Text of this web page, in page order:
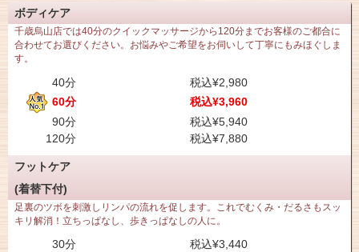
ボディケア
千歳烏山店では40分のクイックマッサージから120分までお客様のご都合に
合わせてお選びください。お悩みやご希望をお伺いして丁寧にもみほぐしま
す。
40分
税込¥2,980
60分
税込¥3,960
90分
税込¥5,940
120分
税込¥7,880
フットケア
(着替下付)
足裏のツボを刺激しリンパの流れを促します。これでむくみ・だるさもスッ
キリ解消！立ちっぱなし、歩きっぱなしの人に。
30分 税込¥3,440